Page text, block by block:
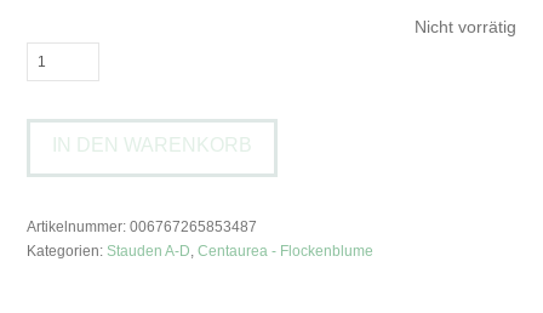
Nicht vorrätig
Centaurea
'Jordy'Berg-
Flockenblume
Menge
IN DEN WARENKORB
Artikelnummer:006767265853487
Kategorien: Stauden A-D ,Centaurea - Flockenblume